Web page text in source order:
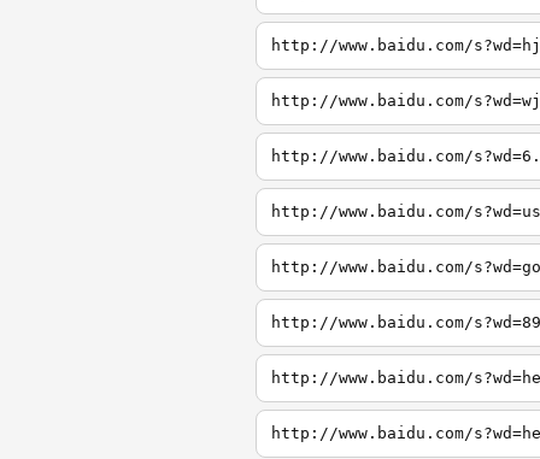
http://www.baidu.com/
http://www.baidu.com/
http://www.baidu.com/
http://www.baidu.com/
http://www.baidu.com/
http://www.baidu.com/
http://www.baidu.com/
http://www.baidu.com/